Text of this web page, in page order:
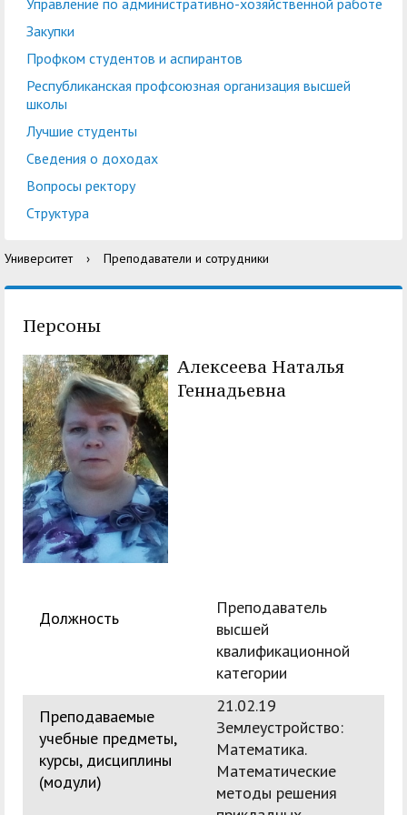
Международная
деятельность
Управление по
административно-
Закупки
Республиканская
организация высшей
школы
Вопросы ректору
Центр тестирования
иностранных граждан
по русскому языку
Центр развития
компетенций
Центр русского языка
представителей)
несовершеннолетних
Образовательный
модуль «Обучение
служением»
Информация о
предоставлении
Управление по административно-хозяйственной работе
Закупки
Профком студентов и аспирантов
Республиканская профсоюзная организация высшей
школы
Лучшие студенты
Сведения о доходах
Вопросы ректору
Структура
Университет › Преподаватели и сотрудники
Персоны
Алексеева Наталья
Геннадьевна
Должность
Преподаватель
высшей
квалификационной
категории
Преподаваемые
учебные предметы,
курсы, дисциплины
(модули)
21.02.19
Землеустройство:
Математика.
Математические
методы решения